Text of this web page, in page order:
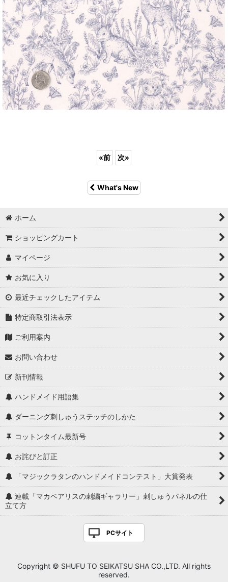
«前 次»
What's New
ホーム
ショッピングカート
マイページ
お気に入り
最近チェックしたアイテム
特定商取引法表示
ご利用案内
お問い合わせ
新刊情報
ハンドメイド用語集
ダーニング刺しゅうステッチのしかた
コットンタイム最新号
お詫びと訂正
「マジックラタンのハンドメイドコンテスト」大賞発表
連載「マカベアリスの刺繍ギャラリー」刺しゅうパネルの仕
立て方
PCサイト
Copyright © SHUFU TO SEIKATSU SHA CO.,LTD. All rights
reserved.